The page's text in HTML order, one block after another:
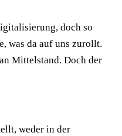
doch so
was da auf uns zurollt.
Mittelstand. Doch der
weder in der